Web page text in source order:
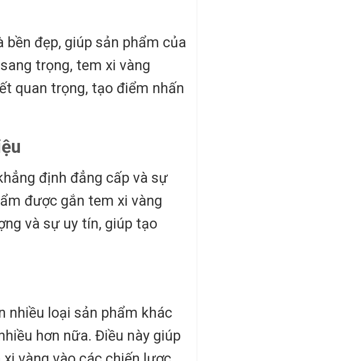
đẹp, giúp sản phẩm của
trọng, tem xi vàng
quan trọng, tạo điểm nhấn
định đẳng cấp và sự
được gắn tem xi vàng
và sự uy tín, giúp tạo
nhiều loại sản phẩm khác
hơn nữa. Điều này giúp